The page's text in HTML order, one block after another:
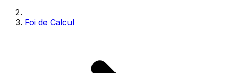
Foi de Calcul